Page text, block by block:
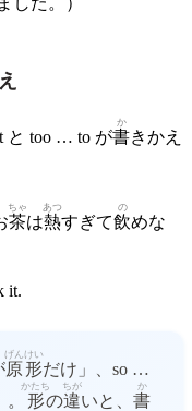
と too … to が書
か
きかえ
茶
ちゃ
は熱
あつ
すぎて飲
の
めな
it.
原形
げんけい
だけ」、so …
。 形
かたち
の違
ちが
いと、 書
か